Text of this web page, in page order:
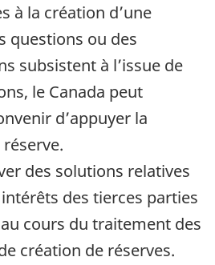
à la création d’une
questions ou des
subsistent à l’issue de
le Canada peut
d’appuyer la
des solutions relatives
des tierces parties
cours du traitement des
création de réserves.